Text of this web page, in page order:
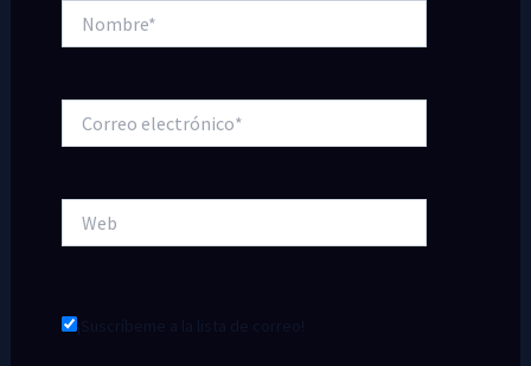
electrónico*
¡Suscríbeme a la lista de correo!